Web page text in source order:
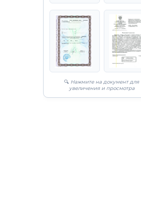
🔍 Нажмите на документ для
увеличения и просмотра